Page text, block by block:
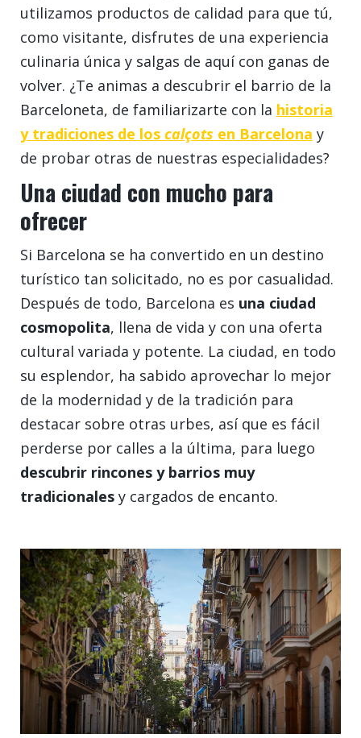
utilizamos productos de calidad para que tú,
como visitante, disfrutes de una experiencia
culinaria única y salgas de aquí con ganas de
volver. ¿Te animas a descubrir el barrio de la
Barceloneta, de familiarizarte con la historia
y tradiciones de los calçots en Barcelona y
de probar otras de nuestras especialidades?
Una ciudad con mucho para
ofrecer
Si Barcelona se ha convertido en un destino
turístico tan solicitado, no es por casualidad.
Después de todo, Barcelona es una ciudad
cosmopolita, llena de vida y con una oferta
cultural variada y potente. La ciudad, en todo
su esplendor, ha sabido aprovechar lo mejor
de la modernidad y de la tradición para
destacar sobre otras urbes, así que es fácil
perderse por calles a la última, para luego
descubrir rincones y barrios muy
tradicionales y cargados de encanto.